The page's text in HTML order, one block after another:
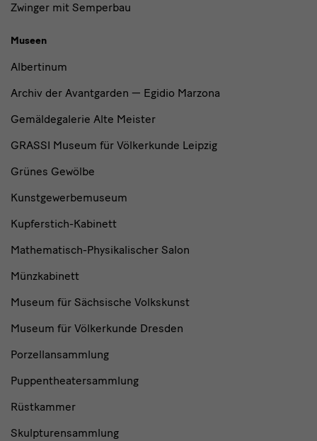
Zwinger mit Semperbau
Museen
Albertinum
Archiv der Avantgarden — Egidio Marzona
Gemäldegalerie Alte Meister
GRASSI Museum für Völkerkunde Leipzig
Grünes Gewölbe
Kunstgewerbemuseum
Kupferstich-Kabinett
Mathematisch-Physikalischer Salon
Münzkabinett
Museum für Sächsische Volkskunst
Museum für Völkerkunde Dresden
Porzellansammlung
Puppentheatersammlung
Rüstkammer
Skulpturensammlung